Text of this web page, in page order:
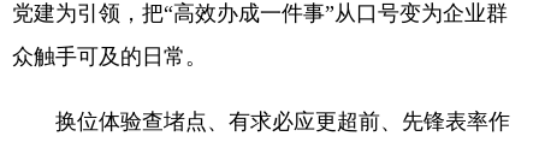
党建为引领，把“高效办成一件事”从口号变为企业群
众触手可及的日常。
换位体验查堵点、有求必应更超前、先锋表率作